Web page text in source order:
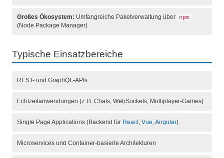
Großes Ökosystem: Umfangreiche Paketverwaltung über npm
(Node Package Manager)
Typische Einsatzbereiche
REST- und GraphQL-APIs
Echtzeitanwendungen (z. B. Chats, WebSockets, Multiplayer-Games)
Single Page Applications (Backend für React, Vue Angular)
Microservices und Container-basierte Architekturen